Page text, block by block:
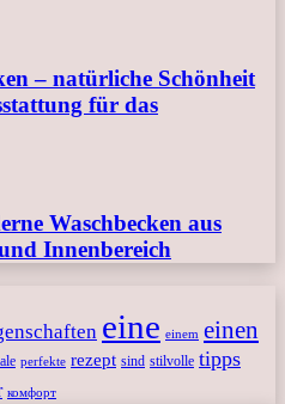
– natürliche Schönheit
für das
Waschbecken aus
Innenbereich
eine einem einen
perfekte rezept sind stilvolle tipps
комфорт